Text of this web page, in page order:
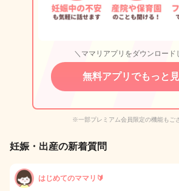
＼ママリアプリをダウンロード
無料アプリでもっと
※一部プレミアム会員限定の機能もご
妊娠・出産の新着質問
はじめてのママリ🔰